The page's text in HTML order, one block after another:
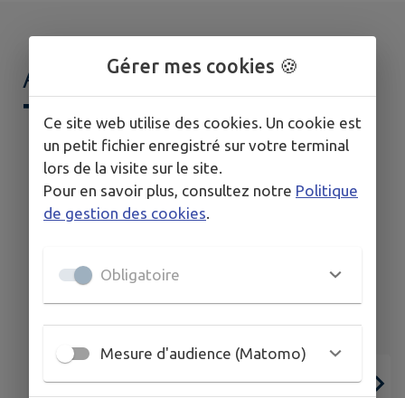
AGENDA DEMON
TERRITOIRE
Gérer mes cookies 🍪
Ce site web utilise des cookies. Un cookie est
un petit fichier enregistré sur votre terminal
lors de la visite sur le site.
Pour en savoir plus, consultez notre Politique
de gestion des cookies
Obligatoire
Mesure d'audience (Matomo)